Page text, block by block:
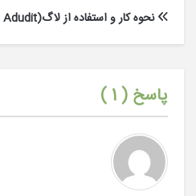
نحوه کار و استفاده از لاگ(Log and Adudit)
پاسخ (1
)